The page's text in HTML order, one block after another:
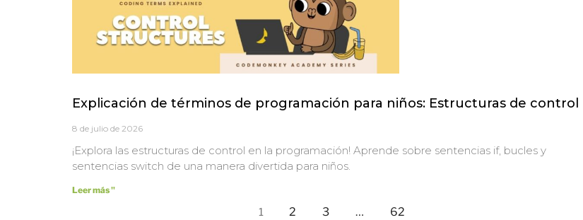
Explicación de términos de programación para niños: Estructuras de control
8 de julio de 2026
¡Explora las estructuras de control en la programación! Aprende sobre sentencias if, bucles y
sentencias switch de una manera divertida para niños.
Leer más "
1 2 3 … 62